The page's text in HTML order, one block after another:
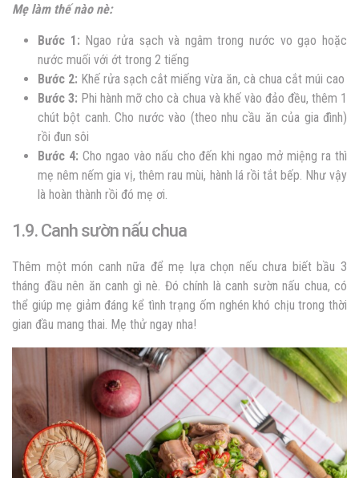
Mẹ làm thế nào nè:
Bước 1: Ngao rửa sạch và ngâm trong nước vo gạo hoặc
nước muối với ớt trong 2 tiếng
Bước 2: Khế rửa sạch cắt miếng vừa ăn, cà chua cắt múi cao
Bước 3: Phi hành mỡ cho cà chua và khế vào đảo đều, thêm 1
chút bột canh. Cho nước vào (theo nhu cầu ăn của gia đình)
rồi đun sôi
Bước 4: Cho ngao vào nấu cho đến khi ngao mở miệng ra thì
mẹ nêm nếm gia vị, thêm rau mùi, hành lá rồi tắt bếp. Như vậy
là hoàn thành rồi đó mẹ ơi
1.9. Canh sườn nấu chua
Thêm một món canh nữa để mẹ lựa chọn nếu chưa biết bầu 3
tháng đầu nên ăn canh gì nè. Đó chính là canh sườn nấu chua, có
thể giúp mẹ giảm đáng kể tình trạng ốm nghén khó chịu trong thời
gian đầu mang thai. Mẹ thử ngay nha!